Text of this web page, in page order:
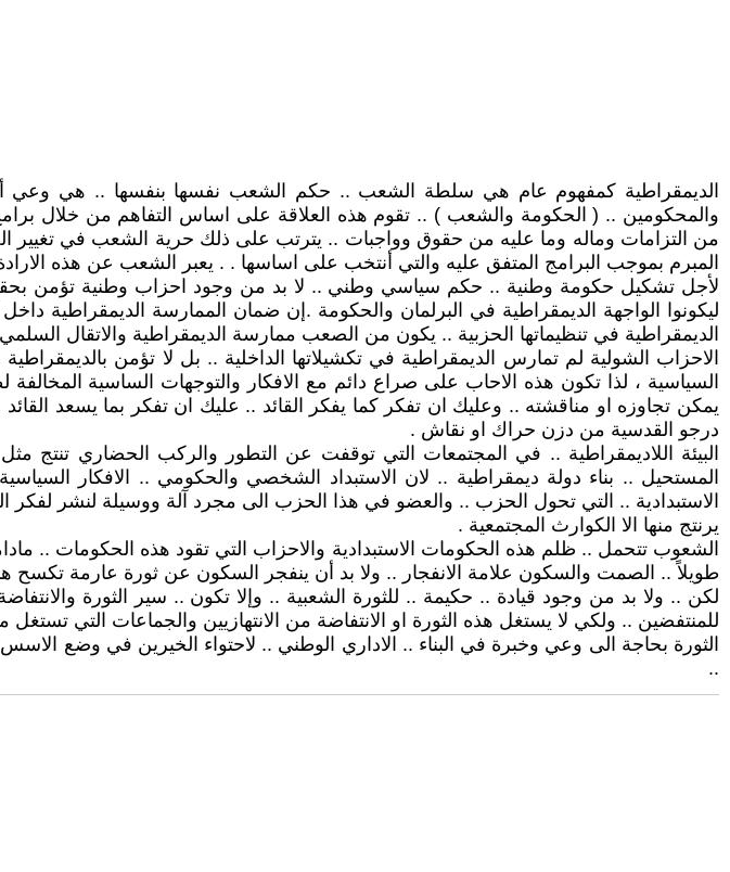
الديمقراطية كمفهوم عام هي سلطة الشعب .. حكم الشعب نفسها بنفسها .. هي وعي
والمحكومين .. ( الحكومة والشعب ) .. تقوم هذه العلاقة على اساس التفاهم من خلال
من التزامات وماله وما عليه من حقوق وواجبات .. يترتب على ذلك حرية الشعب في تغيير
المبرم بموجب البرامج المتفق عليه والتي أنتخب على اساسها . . يعبر الشعب عن هذه
لأجل تشكيل حكومة وطنية .. حكم سياسي وطني .. لا بد من وجود احزاب وطنية تؤمن
ليكونوا الواجهة الديمقراطية في البرلمان والحكومة .إن ضمان الممارسة
الديمقراطية في تنظيماتها الحزبية .. يكون من الصعب ممارسة الديمقراطية والاتقال
الاحزاب الشولية لم تمارس الديمقراطية في تكشيلاتها الداخلية .. بل لا تؤمن
السياسية ، لذا تكون هذه الاحاب على صراع دائم مع الافكار والتوجهات الساسية
يمكن تجاوزه او مناقشته .. وعليك ان تفكر كما يفكر القائد .. عليك ان تفكر بما يسعد
درجو القدسية من دزن حراك او نقاش .
البيئة اللاديمقراطية .. في المجتمعات التي توقفت عن التطور والركب الحضاري تنتج
المستحيل .. بناء دولة ديمقراطية .. لان الاستبداد الشخصي والحكومي .. الافكار
الاستبدادية .. التي تحول الحزب .. والعضو في هذا الحزب الى مجرد آلة ووسيلة لنشر لفكر
يرنتج منها الا الكوارث المجتمعية .
الشعوب تتحمل .. ظلم هذه الحكومات الاستبدادية والاحزاب التي تقود هذه الحكومات ..
طويلاً .. الصمت والسكون علامة الانفجار .. ولا بد أن ينفجر السكون عن ثورة عارمة تكسح
لكن .. ولا بد من وجود قيادة .. حكيمة .. للثورة الشعبية .. وإلا تكون .. سير الثورة
للمنتفضين .. ولكي لا يستغل هذه الثورة او الانتفاضة من الانتهازيين والجماعات التي
الثورة بحاجة الى وعي وخبرة في البناء .. الاداري الوطني .. لاحتواء الخيرين في وضع
..